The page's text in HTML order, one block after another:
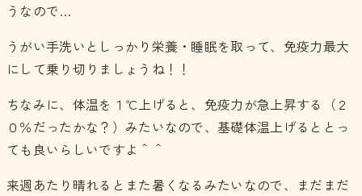
うなので…
うがい手洗いとしっかり栄養・睡眠を取って、免疫力最大
にして乗り切りましょうね！！
ちなみに、体温を１℃上げると、免疫力が急上昇する（２
０％だったかな？）みたいなので、基礎体温上げるととっ
ても良いらしいですよ＾＾
来週あたり晴れるとまた暑くなるみたいなので、まだまだ